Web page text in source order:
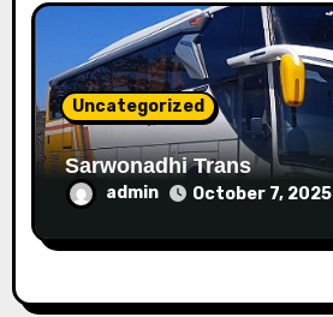
Uncategorized
Sarwonadhi Trans
admin October 7, 2025